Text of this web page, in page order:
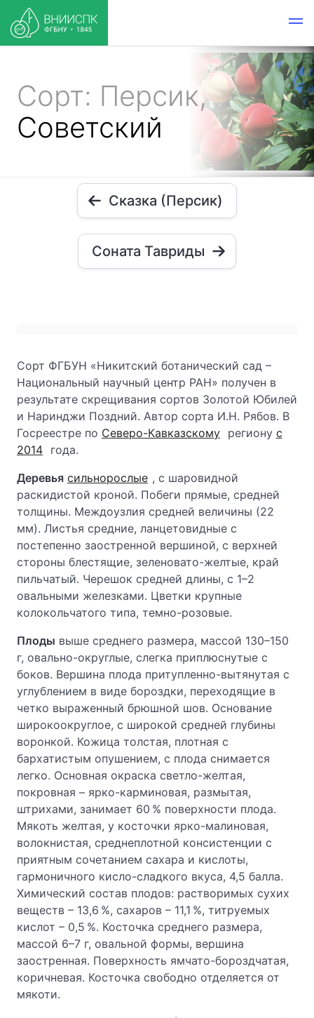
Сорт: Персик,
Советский
Сказка (Персик)
Соната Тавриды
Сорт ФГБУН «Никитский ботанический сад –
Национальный научный центр РАН» получен в
результате скрещивания сортов Золотой Юбилей
и Наринджи Поздний. Автор сорта И.Н. Рябов. В
Госреестре по Северо-Кавказскому региону с
2014 года.
Деревья сильнорослые , с шаровидной
раскидистой кроной. Побеги прямые, средней
толщины. Междоузлия средней величины (22
мм). Листья средние, ланцетовидные с
постепенно заостренной вершиной, с верхней
стороны блестящие, зеленовато-желтые, край
пильчатый. Черешок средней длины, с 1–2
овальными железками. Цветки крупные
колокольчатого типа, темно-розовые.
Плоды выше среднего размера, массой 130–150
г, овально-округлые, слегка приплюснутые с
боков. Вершина плода притупленно-вытянутая с
углублением в виде бороздки, переходящие в
четко выраженный брюшной шов. Основание
широкоокруглое, с широкой средней глубины
воронкой. Кожица толстая, плотная с
бархатистым опушением, с плода снимается
легко. Основная окраска светло-желтая,
покровная – ярко-карминовая, размытая,
штрихами, занимает 60 % поверхности плода.
Мякоть желтая, у косточки ярко-малиновая,
волокнистая, среднеплотной консистенции с
приятным сочетанием сахара и кислоты,
гармоничного кисло-сладкого вкуса, 4,5 балла.
Химический состав плодов: растворимых сухих
веществ – 13,6 %, сахаров – 11,1 %, титруемых
кислот – 0,5 %. Косточка среднего размера,
массой 6–7 г, овальной формы, вершина
заостренная. Поверхность ямчато-бороздчатая,
коричневая. Косточка свободно отделяется от
мякоти.